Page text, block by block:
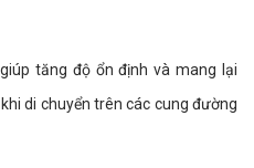
tăng độ ổn định và mang lại
di chuyển trên các cung đường